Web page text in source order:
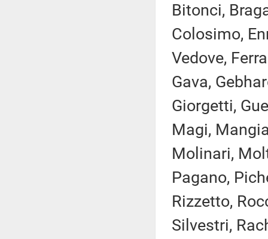
Bitonci,
Colosimo,
Vedove,
Gava,
Giorgetti,
Magi,
Molinari,
Pagano,
Rizzetto,
Silvestri,